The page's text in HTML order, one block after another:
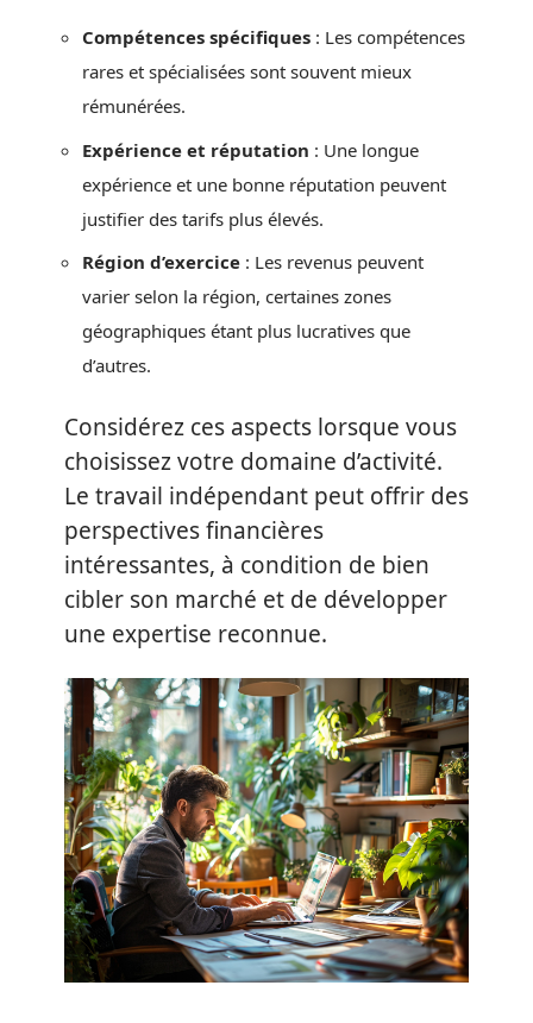
Compétences spécifiques : Les compétences
rares et spécialisées sont souvent mieux
rémunérées.
Expérience et réputation : Une longue
expérience et une bonne réputation peuvent
justifier des tarifs plus élevés.
Région d’exercice : Les revenus peuvent
varier selon la région, certaines zones
géographiques étant plus lucratives que
d’autres.
Considérez ces aspects lorsque vous
choisissez votre domaine d’activité.
Le travail indépendant peut offrir des
perspectives financières
intéressantes, à condition de bien
cibler son marché et de développer
une expertise reconnue.